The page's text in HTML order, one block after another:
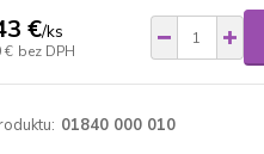
€/ks
€ bez DPH
01840 000 010